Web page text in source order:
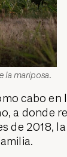
la mariposa.
cabo en
a donde
de 2018,